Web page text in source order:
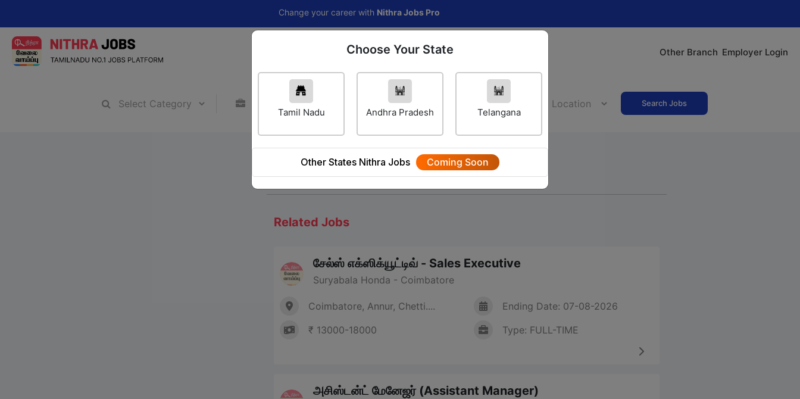
Change your career withNithra Jobs Pro
Jobs Career Navigator Other Branch Employer Login
Choose Your State
Tamil Nadu Andhra Pradesh Telangana
Other States Nithra Jobs Coming Soon
Search Jobs
We will update Soon
Related Jobs
சேல்ஸ் எக்ஸிக்யூட்டிவ் - Sales Executive
Suryabala Honda - Coimbatore
Coimbatore, Annur, Chetti....
₹ 13000-18000
Ending Date: 07-08-2026
Type: FULL-TIME
அசிஸ்டன்ட் மேனேஜர் (Assistant Manager)